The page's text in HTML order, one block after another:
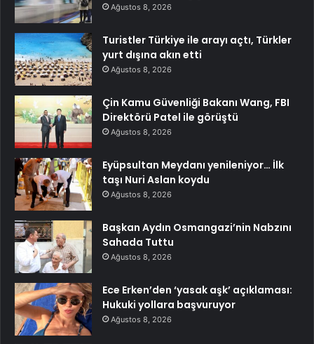
Ağustos 8, 2026
Turistler Türkiye ile arayı açtı, Türkler
yurt dışına akın etti
Ağustos 8, 2026
Çin Kamu Güvenliği Bakanı Wang, FBI
Direktörü Patel ile görüştü
Ağustos 8, 2026
Eyüpsultan Meydanı yenileniyor… İlk
taşı Nuri Aslan koydu
Ağustos 8, 2026
Başkan Aydın Osmangazi’nin Nabzını
Sahada Tuttu
Ağustos 8, 2026
Ece Erken’den ‘yasak aşk’ açıklaması:
Hukuki yollara başvuruyor
Ağustos 8, 2026